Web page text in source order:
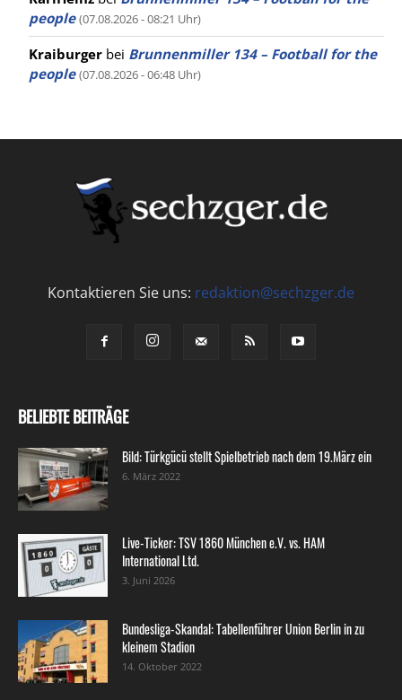
people (07.08.2026 - 08:21 Uhr)
Kraiburger bei Brunnenmiller 134 – Football for the
people (07.08.2026 - 06:48 Uhr)
Kontaktieren Sie uns: redaktion@sechzger.de
BELIEBTE BEITRÄGE
Bild: Türkgücü stellt Spielbetrieb nach dem 19.März ein
6. März 2022
Live-Ticker: TSV 1860 München e.V. vs. HAM
International Ltd.
3. Juni 2026
Bundesliga-Skandal: Tabellenführer Union Berlin in zu
kleinem Stadion
14. Oktober 2022